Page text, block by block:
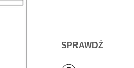
SPRAWDŹ